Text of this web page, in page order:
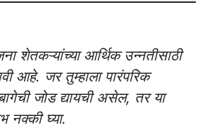
शेतकऱ्यांच्या आर्थिक उन्नतीसाठी
आहे. जर तुम्हाला पारंपरिक
जोड द्यायची असेल, तर या
नक्की घ्या.